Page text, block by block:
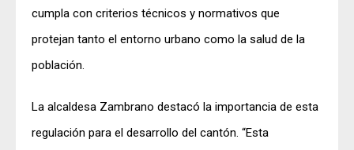
cumpla con criterios técnicos y normativos que
protejan tanto el entorno urbano como la salud de la
población.
La alcaldesa Zambrano destacó la importancia de esta
regulación para el desarrollo del cantón. “Esta